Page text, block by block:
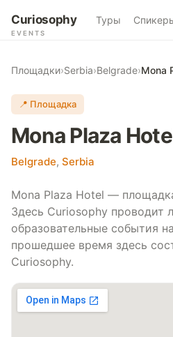
Curiosophy
EVENTS
Туры
Площадки›Serbia›Belgrade›Mona
📍 Площадка
Mona Plaza
Belgrade, Serbia
Mona Plaza Hotel —
Здесь Curiosophy проводит
образовательные события
прошедшее время здесь
Curiosophy.